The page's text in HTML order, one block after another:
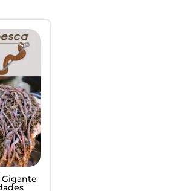
Gigante